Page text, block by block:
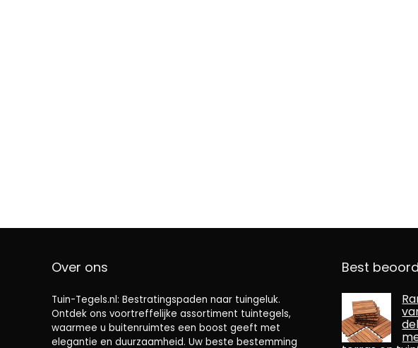
Over ons
Tuin-Tegels.nl: Bestratingspaden naar tuingeluk.
Ontdek ons ​​voortreffelijke assortiment tuintegels,
waarmee u buitenruimtes een boost geeft met
elegantie en duurzaamheid. Uw beste bestemming
Best